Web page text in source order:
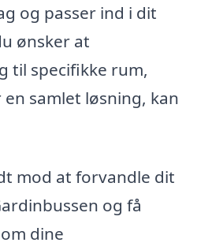
og passer ind i dit
ønsker at
til specifikke rum,
samlet løsning, kan
mod at forvandle dit
og få
dine